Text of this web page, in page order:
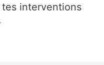
interventions